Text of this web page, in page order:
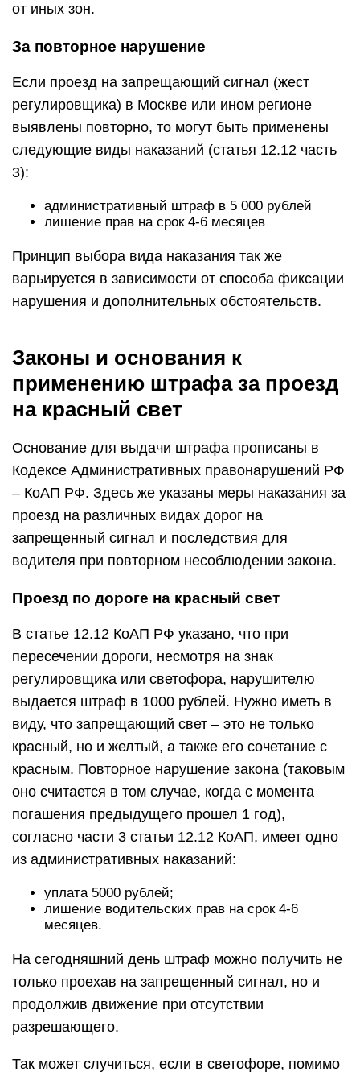
от иных зон.
За повторное нарушение
Если проезд на запрещающий сигнал (жест
регулировщика) в Москве или ином регионе
выявлены повторно, то могут быть применены
следующие виды наказаний (статья 12.12 часть
3):
административный штраф в 5 000 рублей
лишение прав на срок 4-6 месяцев
Принцип выбора вида наказания так же
варьируется в зависимости от способа фиксации
нарушения и дополнительных обстоятельств.
Законы и основания к
применению штрафа за проезд
на красный свет
Основание для выдачи штрафа прописаны в
Кодексе Административных правонарушений РФ
– КоАП РФ. Здесь же указаны меры наказания за
проезд на различных видах дорог на
запрещенный сигнал и последствия для
водителя при повторном несоблюдении закона.
Проезд по дороге на красный свет
В статье 12.12 КоАП РФ указано, что при
пересечении дороги, несмотря на знак
регулировщика или светофора, нарушителю
выдается штраф в 1000 рублей. Нужно иметь в
виду, что запрещающий свет – это не только
красный, но и желтый, а также его сочетание с
красным. Повторное нарушение закона (таковым
оно считается в том случае, когда с момента
погашения предыдущего прошел 1 год),
согласно части 3 статьи 12.12 КоАП, имеет одно
из административных наказаний:
уплата 5000 рублей;
лишение водительских прав на срок 4-6
месяцев.
На сегодняшний день штраф можно получить не
только проехав на запрещенный сигнал, но и
продолжив движение при отсутствии
разрешающего.
Так может случиться, если в светофоре, помимо